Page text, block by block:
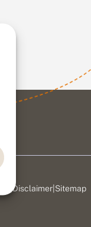
Disclaimer Sitemap